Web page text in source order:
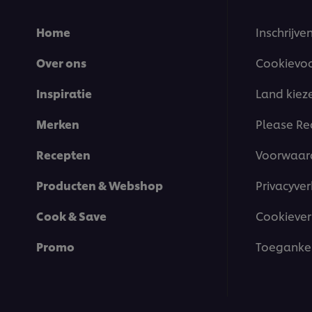
Home
Over ons
Inspiratie
Merken
Recepten
Producten & Webshop
Cook & Save
Promo
Land
Please